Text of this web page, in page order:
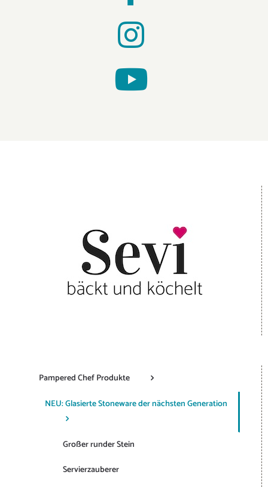
Pampered Chef Produkte
NEU: Glasierte Stoneware der nächsten Generation
Großer runder Stein
Servierzauberer